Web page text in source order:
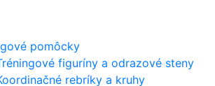
pomôcky
figuríny a odrazové steny
rebríky a kruhy